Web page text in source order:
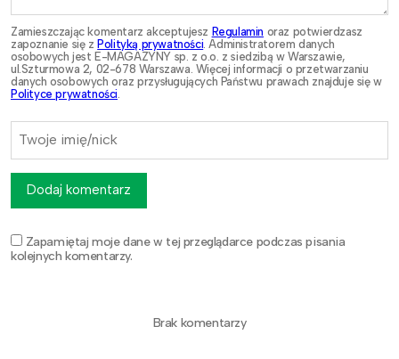
Zamieszczając komentarz akceptujesz Regulamin oraz potwierdzasz
zapoznanie się z Polityką prywatności. Administratorem danych
osobowych jest E-MAGAZYNY sp. z o.o. z siedzibą w Warszawie,
ul.Szturmowa 2, 02-678 Warszawa. Więcej informacji o przetwarzaniu
danych osobowych oraz przysługujących Państwu prawach znajduje się w
Polityce prywatności.
Zapamiętaj moje dane w tej przeglądarce podczas pisania
kolejnych komentarzy.
Dodaj komentarz
Brak komentarzy